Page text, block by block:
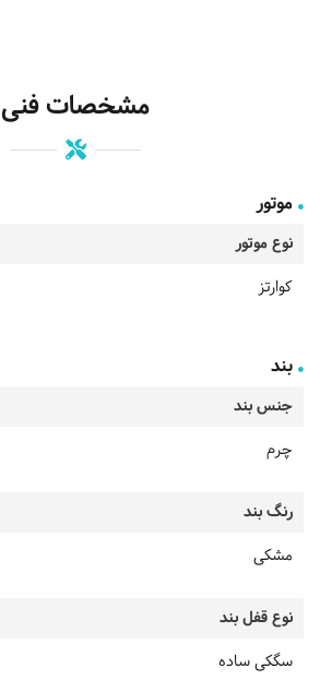
مشخصات فنی
موتور
نوع موتور
کوارتز
بند
جنس بند
چرم
رنگ بند
مشکی
نوع قفل بند
سگکی ساده